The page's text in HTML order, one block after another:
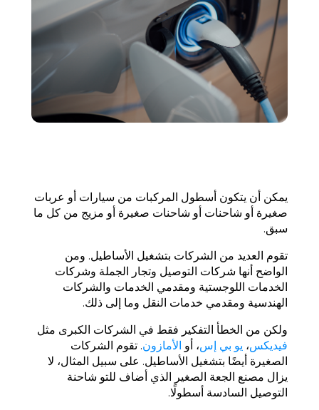
يمكن أن يتكون أسطول المركبات من سيارات أو عربات
صغيرة أو شاحنات أو شاحنات صغيرة أو مزيج من كل ما
سبق.
تقوم العديد من الشركات بتشغيل الأساطيل. ومن
الواضح أنها شركات التوصيل وتجار الجملة وشركات
الخدمات اللوجستية ومقدمي الخدمات والشركات
الهندسية ومقدمي خدمات النقل وما إلى ذلك.
ولكن من الخطأ التفكير فقط في الشركات الكبرى مثل
فيديكس،يو بي إس، أو الأمازون. تقوم الشركات
الصغيرة أيضًا بتشغيل الأساطيل. على سبيل المثال، لا
يزال مصنع الجعة الصغير الذي أضاف للتو شاحنة
التوصيل السادسة أسطولًا.